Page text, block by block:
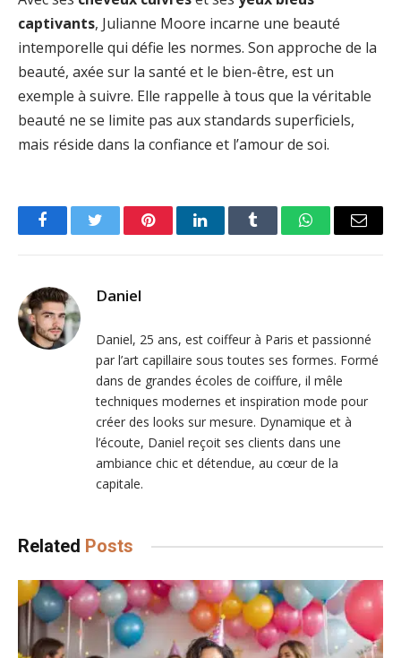
captivants, Julianne Moore incarne une beauté
intemporelle qui défie les normes. Son approche de la
beauté, axée sur la santé et le bien-être, est un
exemple à suivre. Elle rappelle à tous que la véritable
beauté ne se limite pas aux standards superficiels,
mais réside dans la confiance et l’amour de soi.
FacebookTwitter PinterestLinkedInTumblr WhatsAppEmail
Daniel
Daniel, 25 ans, est coiffeur à Paris et passionné
par l’art capillaire sous toutes ses formes. Formé
dans de grandes écoles de coiffure, il mêle
techniques modernes et inspiration mode pour
créer des looks sur mesure. Dynamique et à
l’écoute, Daniel reçoit ses clients dans une
ambiance chic et détendue, au cœur de la
capitale.
Related Posts